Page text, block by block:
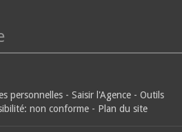
personnelles - Saisir l'Agence - Outils
non conforme - Plan du site